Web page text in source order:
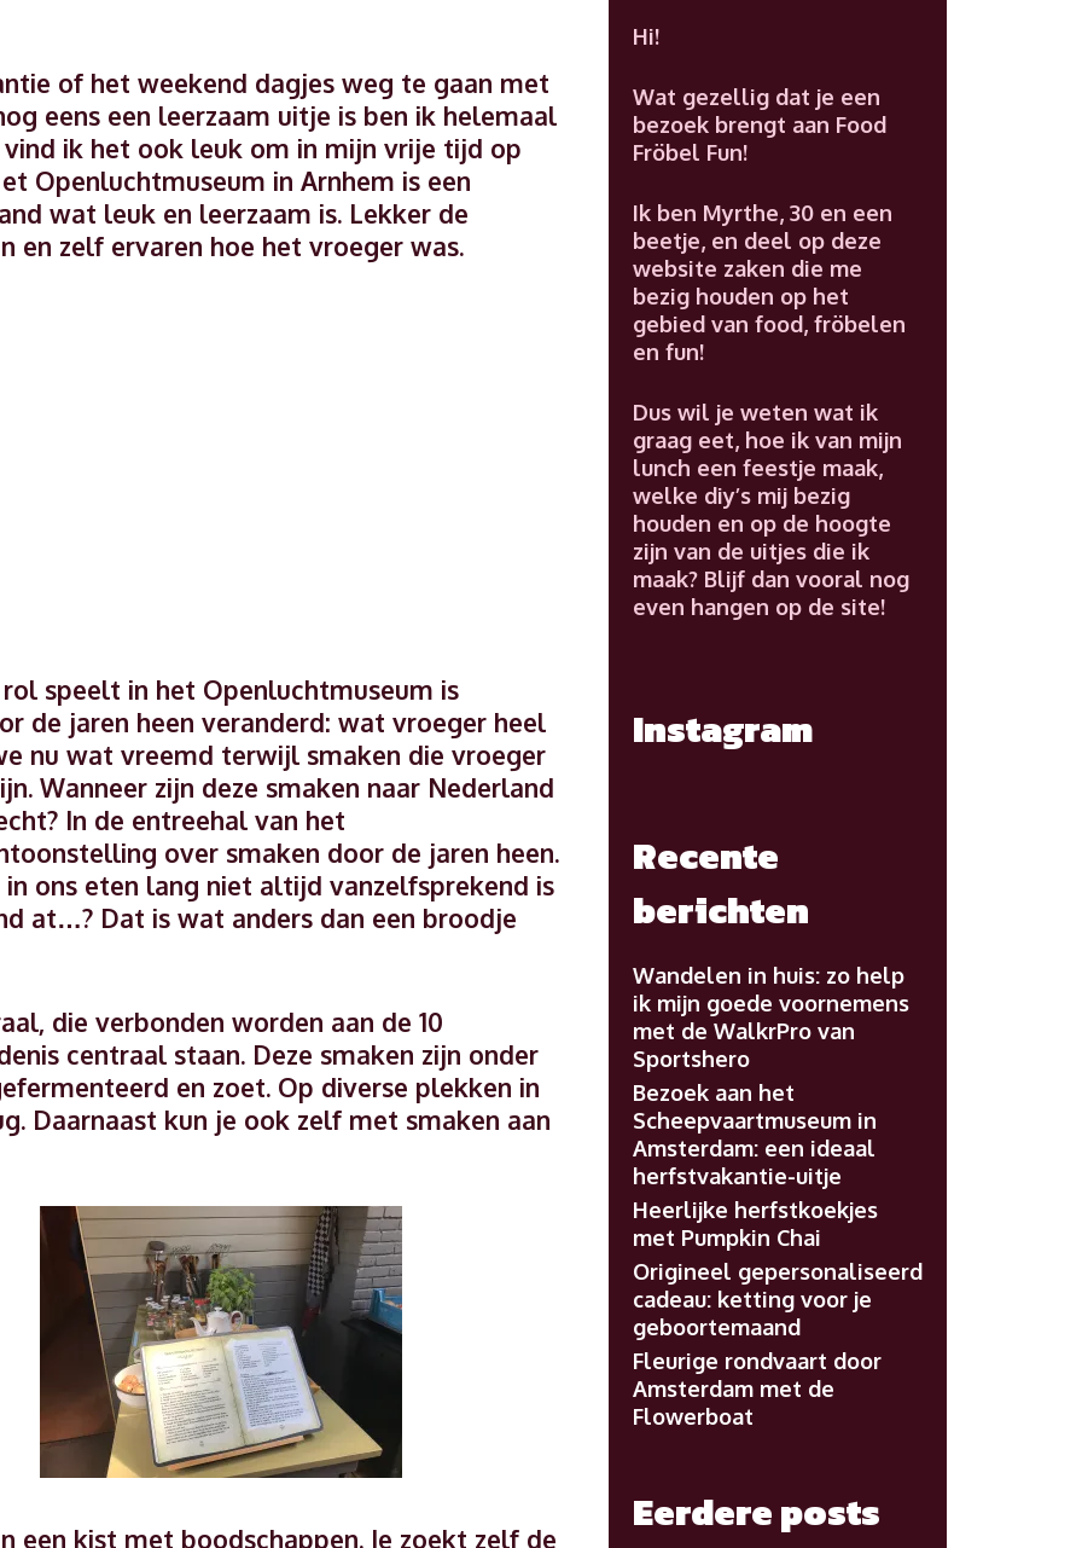
of het weekend dagjes weg te gaan met
eens een leerzaam uitje is ben ik helemaal
ik het ook leuk om in mijn vrije tijd op
Openluchtmuseum in Arnhem is een
wat leuk en leerzaam is. Lekker de
en zelf ervaren hoe het vroeger was.
speelt in het Openluchtmuseum is
de jaren heen veranderd: wat vroeger heel
nu wat vreemd terwijl smaken die vroeger
Wanneer zijn deze smaken naar Nederland
In de entreehal van het
over smaken door de jaren heen.
ons eten lang niet altijd vanzelfsprekend is
at…? Dat is wat anders dan een broodje
die verbonden worden aan de 10
centraal staan. Deze smaken zijn onder
en zoet. Op diverse plekken in
Daarnaast kun je ook zelf met smaken aan
een kist met boodschappen. Je zoekt zelf de
Hi!
Wat gezellig dat je een
bezoek brengt aan Food
Fröbel Fun!
Ik ben Myrthe, 30 en een
beetje, en deel op deze
website zaken die me
bezig houden op het
gebied van food, fröbelen
en fun!
Dus wil je weten wat ik
graag eet, hoe ik van mijn
lunch een feestje maak,
welke diy’s mij bezig
houden en op de hoogte
zijn van de uitjes die ik
maak? Blijf dan vooral nog
even hangen op de site!
Instagram
Recente
berichten
Wandelen in huis: zo help
ik mijn goede voornemens
met de WalkrPro van
Sportshero
Bezoek aan het
Scheepvaartmuseum in
Amsterdam: een ideaal
herfstvakantie-uitje
Heerlijke herfstkoekjes
met Pumpkin Chai
Origineel gepersonaliseerd
cadeau: ketting voor je
geboortemaand
Fleurige rondvaart door
Amsterdam met de
Flowerboat
Eerdere posts